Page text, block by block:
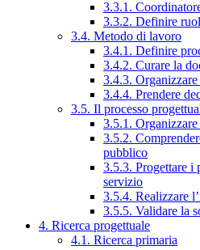
3.3.1.
3.3.2. Definire
3.4. Metodo di lavoro
3.4.1. Definire
3.4.2. Curare la
3.4.3.
3.4.4. Prendere
3.5. Il processo
3.5.1.
3.5.2.
pubblico
3.5.3. Progettare i
servizio
3.5.4. Realizzare
3.5.5. Validare la
4. Ricerca progettuale
4.1. Ricerca primaria